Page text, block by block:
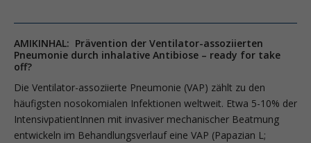
AMIKINHAL: Prävention der Ventilator-assoziierten
Pneumonie durch inhalative Antibiose – ready for take
off?
Die Ventilator-assoziierte Pneumonie (VAP) zählt zu den
häufigsten nosokomialen Infektionen weltweit. Etwa 5-10% der
IntensivpatientInnen mit invasiver mechanischer Beatmung
entwickeln im Behandlungsverlauf eine VAP (Papazian L;